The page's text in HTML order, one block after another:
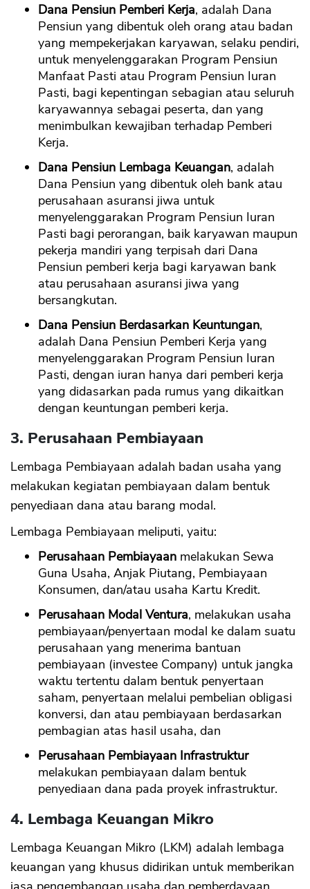
Dana Pensiun Pemberi Kerja, adalah Dana
Pensiun yang dibentuk oleh orang atau badan
yang mempekerjakan karyawan, selaku pendiri,
untuk menyelenggarakan Program Pensiun
Manfaat Pasti atau Program Pensiun Iuran
Pasti, bagi kepentingan sebagian atau seluruh
karyawannya sebagai peserta, dan yang
menimbulkan kewajiban terhadap Pemberi
Kerja.
Dana Pensiun Lembaga Keuangan, adalah
Dana Pensiun yang dibentuk oleh bank atau
perusahaan asuransi jiwa untuk
menyelenggarakan Program Pensiun Iuran
Pasti bagi perorangan, baik karyawan maupun
pekerja mandiri yang terpisah dari Dana
Pensiun pemberi kerja bagi karyawan bank
atau perusahaan asuransi jiwa yang
bersangkutan.
Dana Pensiun Berdasarkan Keuntungan,
adalah Dana Pensiun Pemberi Kerja yang
menyelenggarakan Program Pensiun Iuran
Pasti, dengan iuran hanya dari pemberi kerja
yang didasarkan pada rumus yang dikaitkan
dengan keuntungan pemberi kerja.
3. Perusahaan Pembiayaan
Lembaga Pembiayaan adalah badan usaha yang
melakukan kegiatan pembiayaan dalam bentuk
penyediaan dana atau barang modal.
Lembaga Pembiayaan meliputi, yaitu:
Perusahaan Pembiayaan melakukan Sewa
Guna Usaha, Anjak Piutang, Pembiayaan
Konsumen, dan/atau usaha Kartu Kredit.
Perusahaan Modal Ventura, melakukan usaha
pembiayaan/penyertaan modal ke dalam suatu
perusahaan yang menerima bantuan
pembiayaan (investee Company) untuk jangka
waktu tertentu dalam bentuk penyertaan
saham, penyertaan melalui pembelian obligasi
konversi, dan atau pembiayaan berdasarkan
pembagian atas hasil usaha, dan
Perusahaan Pembiayaan Infrastruktur
melakukan pembiayaan dalam bentuk
penyediaan dana pada proyek infrastruktur.
4. Lembaga Keuangan Mikro
Lembaga Keuangan Mikro (LKM) adalah lembaga
keuangan yang khusus didirikan untuk memberikan